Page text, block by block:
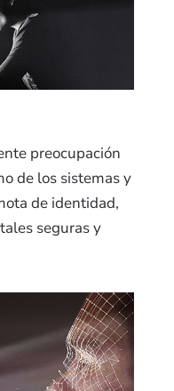
preocupación
de los sistemas y
de identidad,
seguras y